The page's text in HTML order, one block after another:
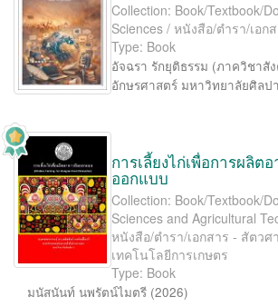
Collection: Book/Textbook/
Sciences / หนังสือ/ตำรา/เอก
Type: Book
อัจฉรา รักยุติธรรม (ภาควิชาสั
อักษรศาสตร์ มหาวิทยาลัยศิลป
การเลี้ยงไก่เพื่อการผลิต
ออกแบบ
Collection: Book/Textbook/
Sciences and Agricultural
หนังสือ/ตำรา/เอกสาร - สัตวศ
เทคโนโลยีการเกษตร
Type: Book
มนัสนันท์ นพรัตน์ไมตรี (2026)